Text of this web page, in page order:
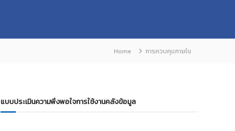
Home การควบคุมภายใน
แบบประเมินความพึงพอใจการใช้งานคลังข้อมูล